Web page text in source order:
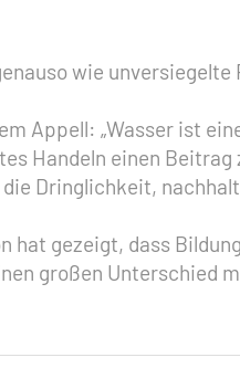
wie
Appell: „Wasser ist
Handeln einen
Dringlichkeit,
hat gezeigt, dass
großen Unterschied